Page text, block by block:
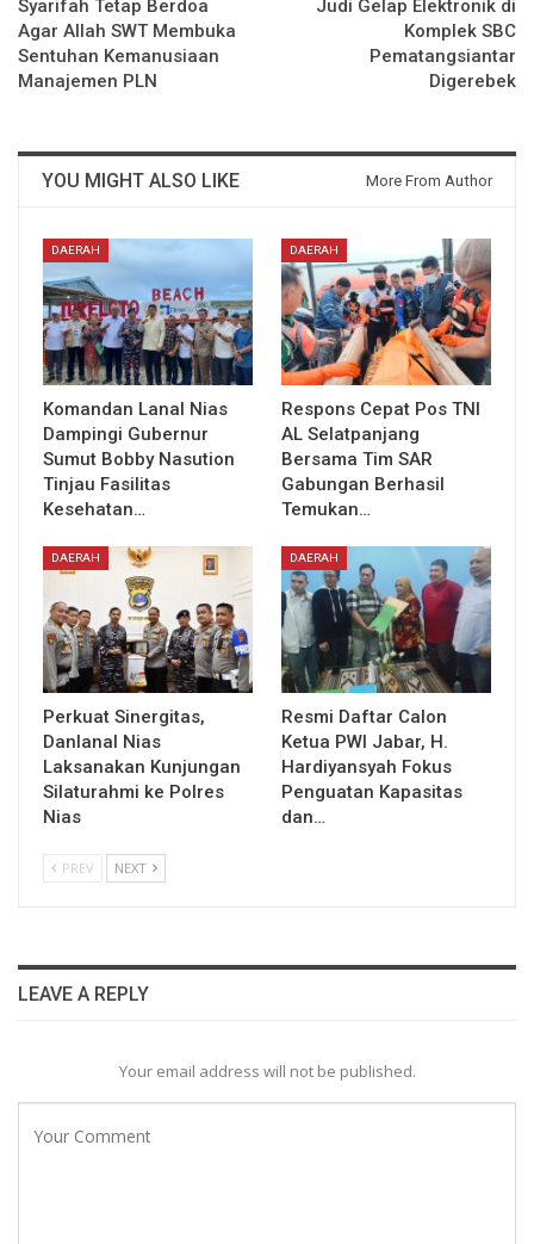
Syarifah Tetap Berdoa
Agar Allah SWT Membuka
Sentuhan Kemanusiaan
Manajemen PLN
Judi Gelap Elektronik di
Komplek SBC
Pematangsiantar
Digerebek
YOU MIGHT ALSO LIKE More From Author
DAERAH
Komandan Lanal Nias
Dampingi Gubernur
Sumut Bobby Nasution
Tinjau Fasilitas
Kesehatan…
DAERAH
Respons Cepat Pos TNI
AL Selatpanjang
Bersama Tim SAR
Gabungan Berhasil
Temukan…
DAERAH
Perkuat Sinergitas,
Danlanal Nias
Laksanakan Kunjungan
Silaturahmi ke Polres
Nias
DAERAH
Resmi Daftar Calon
Ketua PWI Jabar, H.
Hardiyansyah Fokus
Penguatan Kapasitas
dan…
PREV NEXT
LEAVE A REPLY
Your email address will not be published.